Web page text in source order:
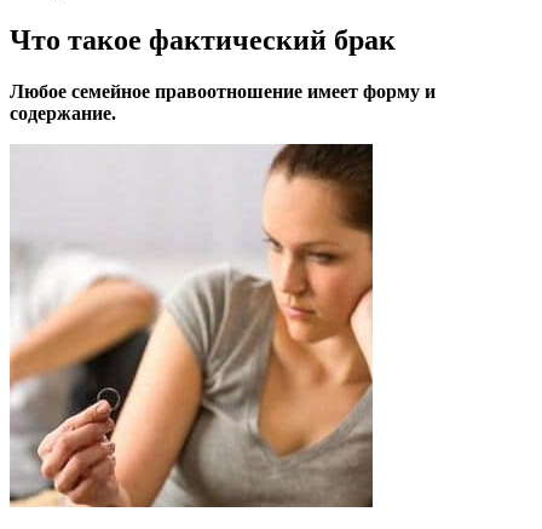
Что такое фактический брак
Любое семейное правоотношение имеет форму и
содержание.